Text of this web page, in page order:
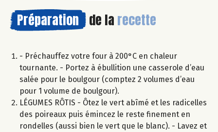
Préparation de la recette
- Préchauffez votre four à 200°C en chaleur
tournante. - Portez à ébullition une casserole d’eau
salée pour le boulgour (comptez 2 volumes d’eau
pour 1 volume de boulgour).
LÉGUMES RÔTIS - Ôtez le vert abîmé et les radicelles
des poireaux puis émincez le reste finement en
rondelles (aussi bien le vert que le blanc). - Lavez et